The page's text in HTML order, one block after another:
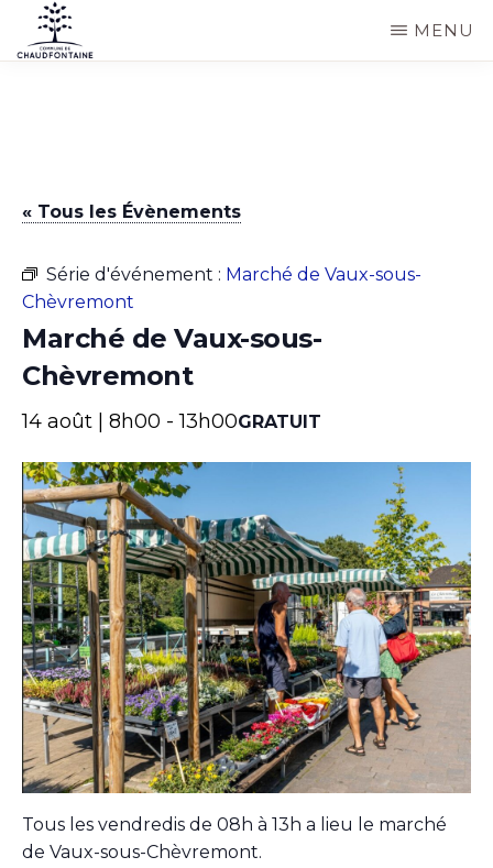
Passer
au
commune
Chaudfontaine
MENU
« Tous les Évènements
Série d'événement : Marché de Vaux-sous-
Chèvremont
Marché de Vaux-sous-
Chèvremont
14 août | 8h00 -13h00GRATUIT
Tous les vendredis de 08h à 13h a lieu le marché
de Vaux-sous-Chèvremont.